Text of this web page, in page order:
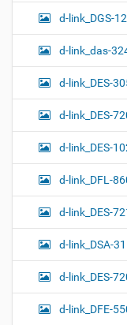
d-link_DGS-
d-link_das-
d-link_DES-
d-link_DES-
d-link_DES-
d-link_DFL-
d-link_DES-
d-link_DSA-
d-link_DES-
d-link_DFE-